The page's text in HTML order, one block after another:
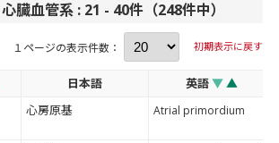
臓血管系 : 21 - 40件（248件中）
１ページの表示件数： 初期表示に戻す
日本語 英語▼ ▲
心房原基 Atrial primordium